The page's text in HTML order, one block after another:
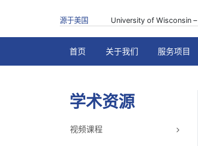
源于美国 University of Wisconsin –
首页 关于我们 服务项目
学术资源
视频课程